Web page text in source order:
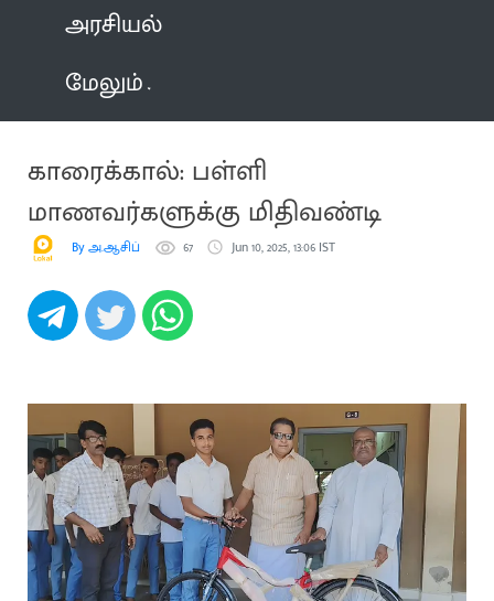
அரசியல்
மேலும்
காரைக்கால்: பள்ளி
மாணவர்களுக்கு மிதிவண்டி
By அ.ஆசிப் 67 Jun 10, 2025, 13:06 IST